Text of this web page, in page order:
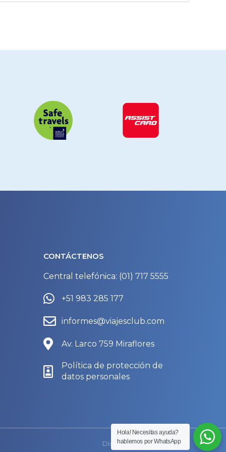
CONTÁCTENOS
Central telefónica: (01) 717 5555
+51 983 285 177
informes@viajesclub.com
Av. Larco 759 Miraflores
Política de protección de
datos personales
Diseñado porSECUAZ.pe
Hola! Necesitas ayuda?
hablemos por WhatsApp